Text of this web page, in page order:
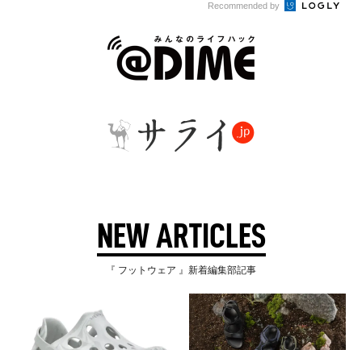
Recommended by
NEW ARTICLES
『 フットウェア 』新着編集部記事